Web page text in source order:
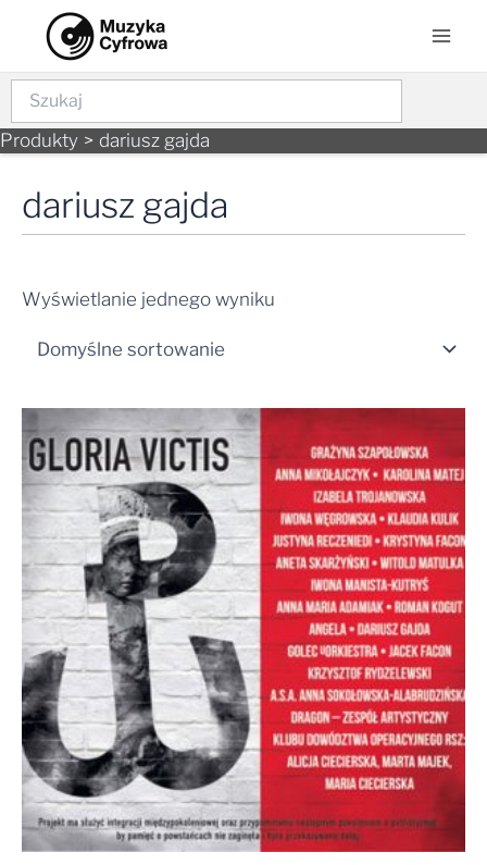
content
Szukaj
Produkty dariusz gajda
dariusz gajda
Wyświetlanie jednego wyniku